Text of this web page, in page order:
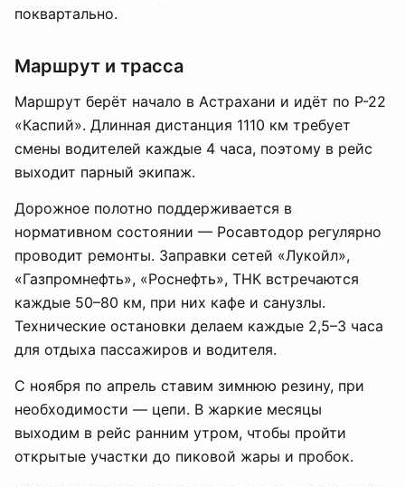
поквартально.
Маршрут и трасса
Маршрут берёт начало в Астрахани и идёт по Р-22
«Каспий». Длинная дистанция 1110 км требует
смены водителей каждые 4 часа, поэтому в рейс
выходит парный экипаж.
Дорожное полотно поддерживается в
нормативном состоянии — Росавтодор регулярно
проводит ремонты. Заправки сетей «Лукойл»,
«Газпромнефть», «Роснефть», ТНК встречаются
каждые 50–80 км, при них кафе и санузлы.
Технические остановки делаем каждые 2,5–3 часа
для отдыха пассажиров и водителя.
С ноября по апрель ставим зимнюю резину, при
необходимости — цепи. В жаркие месяцы
выходим в рейс ранним утром, чтобы пройти
открытые участки до пиковой жары и пробок.